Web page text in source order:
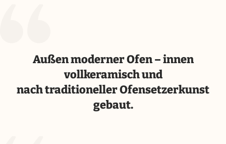
Außen moderner Ofen – innen
vollkeramisch und
nach traditioneller Ofensetzerkunst
gebaut.